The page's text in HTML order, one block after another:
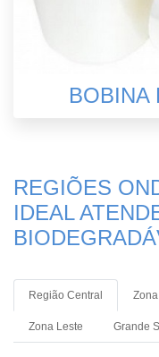
BOBINA
REGIÕES
IDEAL
Região Central
Zona Leste Grande